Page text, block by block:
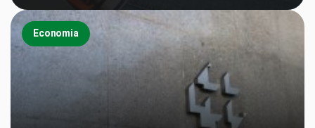
Economia